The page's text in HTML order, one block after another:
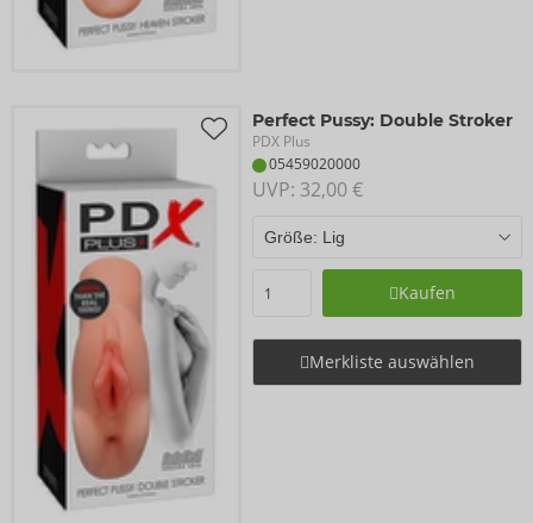
Perfect Pussy: Double Stroker
PDX Plus
05459020000
UVP: 32,00 €
Kaufen
Merkliste auswählen